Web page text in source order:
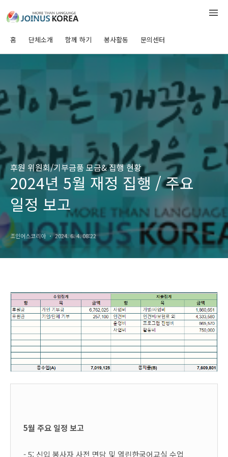
홈 단체소개 함께 하기 봉사활동 문의센터
후원 위원회/기부금품 모금& 집행 현황
2024년 5월 재정 집행 / 주요
일정 보고
조인어스코리아 2024. 6. 4. 08:22
5월 주요 일정 보고
- 5: 신입 봉사자 사전 면담 및 열린한국어교실 수업